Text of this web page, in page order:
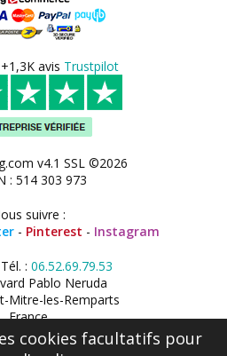
avis Trustpilot
v4.1 SSL ©2026
: 514 303 973
suivre :
- Pinterest - Instagram
: 06.52.69.79.53
Pablo Neruda
Mitre-les-Remparts
France
cookies facultatifs pour